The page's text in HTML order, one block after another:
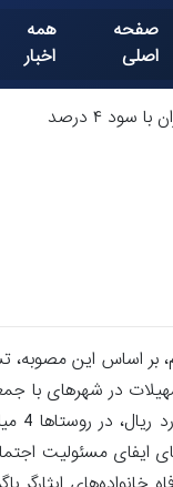
صفحه
اصلی
همه
اخبار
مسئولیت